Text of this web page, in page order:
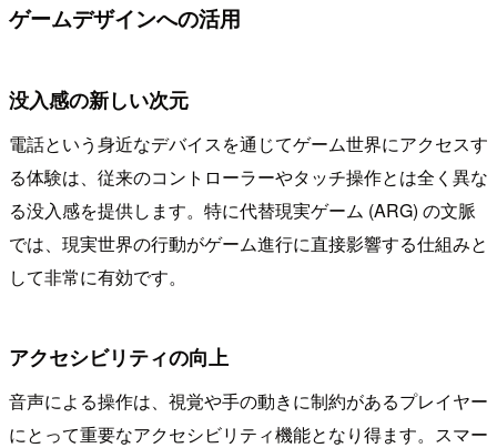
ゲームデザインへの活用
没入感の新しい次元
電話という身近なデバイスを通じてゲーム世界にアクセスす
る体験は、従来のコントローラーやタッチ操作とは全く異な
る没入感を提供します。特に代替現実ゲーム (ARG) の文脈
では、現実世界の行動がゲーム進行に直接影響する仕組みと
して非常に有効です。
アクセシビリティの向上
音声による操作は、視覚や手の動きに制約があるプレイヤー
にとって重要なアクセシビリティ機能となり得ます。スマー